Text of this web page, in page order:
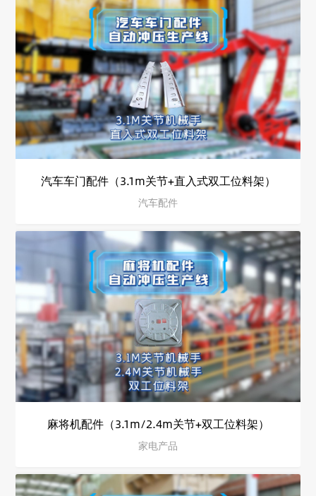
汽车车门配件（3.1m关节+直入式双工位料架）
汽车配件
麻将机配件（3.1m/2.4m关节+双工位料架）
家电产品